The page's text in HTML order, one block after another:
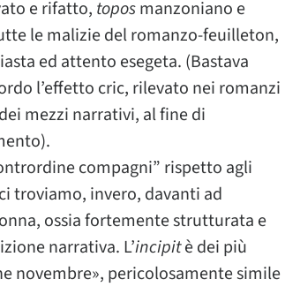
e rifatto, toposmanzoniano e
le malizie del romanzo-feuilleton,
ed attento esegeta. (Bastava
l’effetto cric, rilevato nei romanzi
mezzi narrativi, al fine di
compagni” rispetto agli
troviamo, invero, davanti ad
ossia fortemente strutturata e
narrativa. L’incipitè dei più
novembre», pericolosamente simile